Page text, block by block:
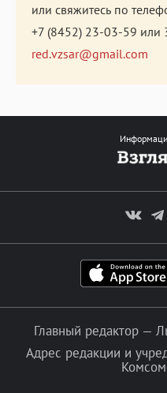
или свяжитесь по
+7 (8452) 23-03-59 или
red.vzsar@gmail.com
Главный редактор —
Адрес редакции и